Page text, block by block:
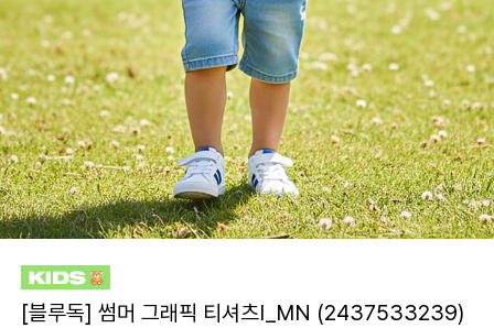
[블루독] 썸머 그래픽 티셔츠I_MN (2437533239)